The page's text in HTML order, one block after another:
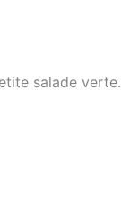
salade verte.